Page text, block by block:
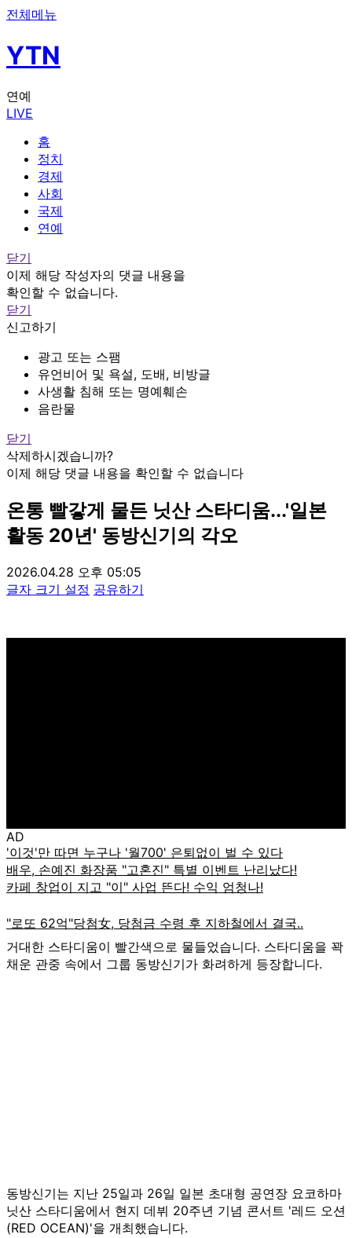
전체메뉴
YTN
연예
LIVE
홈
정치
경제
사회
국제
연예
닫기
이제 해당 작성자의 댓글 내용을
확인할 수 없습니다.
닫기
신고하기
광고 또는 스팸
유언비어 및 욕설, 도배, 비방글
사생활 침해 또는 명예훼손
음란물
닫기
삭제하시겠습니까?
이제 해당 댓글 내용을 확인할 수 없습니다
온통 빨갛게 물든 닛산 스타디움...'일본
활동 20년' 동방신기의 각오
2026.04.28 오후 05:05
글자 크기 설정 공유하기
AD
거대한 스타디움이 빨간색으로 물들었습니다. 스타디움을 꽉
채운 관중 속에서 그룹 동방신기가 화려하게 등장합니다.
동방신기는 지난 25일과 26일 일본 초대형 공연장 요코하마
닛산 스타디움에서 현지 데뷔 20주년 기념 콘서트 '레드 오션
(RED OCEAN)'을 개최했습니다.